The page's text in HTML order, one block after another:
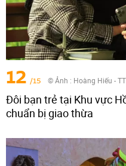
12 /15 © Ảnh : Hoàng Hiếu -
Đôi bạn trẻ tại Khu vực
chuẩn bị giao thừa